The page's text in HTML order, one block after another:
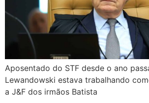
Aposentado do STF desde o ano
Lewandowski estava trabalhando
a J&F dos irmãos Batista